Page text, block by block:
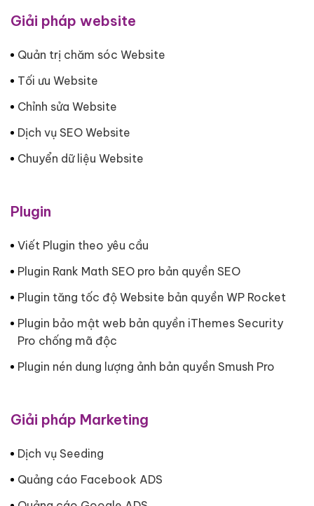
Giải pháp website
Quản trị chăm sóc Website
Tối ưu Website
Chỉnh sửa Website
Dịch vụ SEO Website
Chuyển dữ liệu Website
Plugin
Viết Plugin theo yêu cầu
Plugin Rank Math SEO pro bản quyền SEO
Plugin tăng tốc độ Website bản quyền WP Rocket
Plugin bảo mật web bản quyền iThemes Security
Pro chống mã độc
Plugin nén dung lượng ảnh bản quyền Smush Pro
Giải pháp Marketing
Dịch vụ Seeding
Quảng cáo Facebook ADS